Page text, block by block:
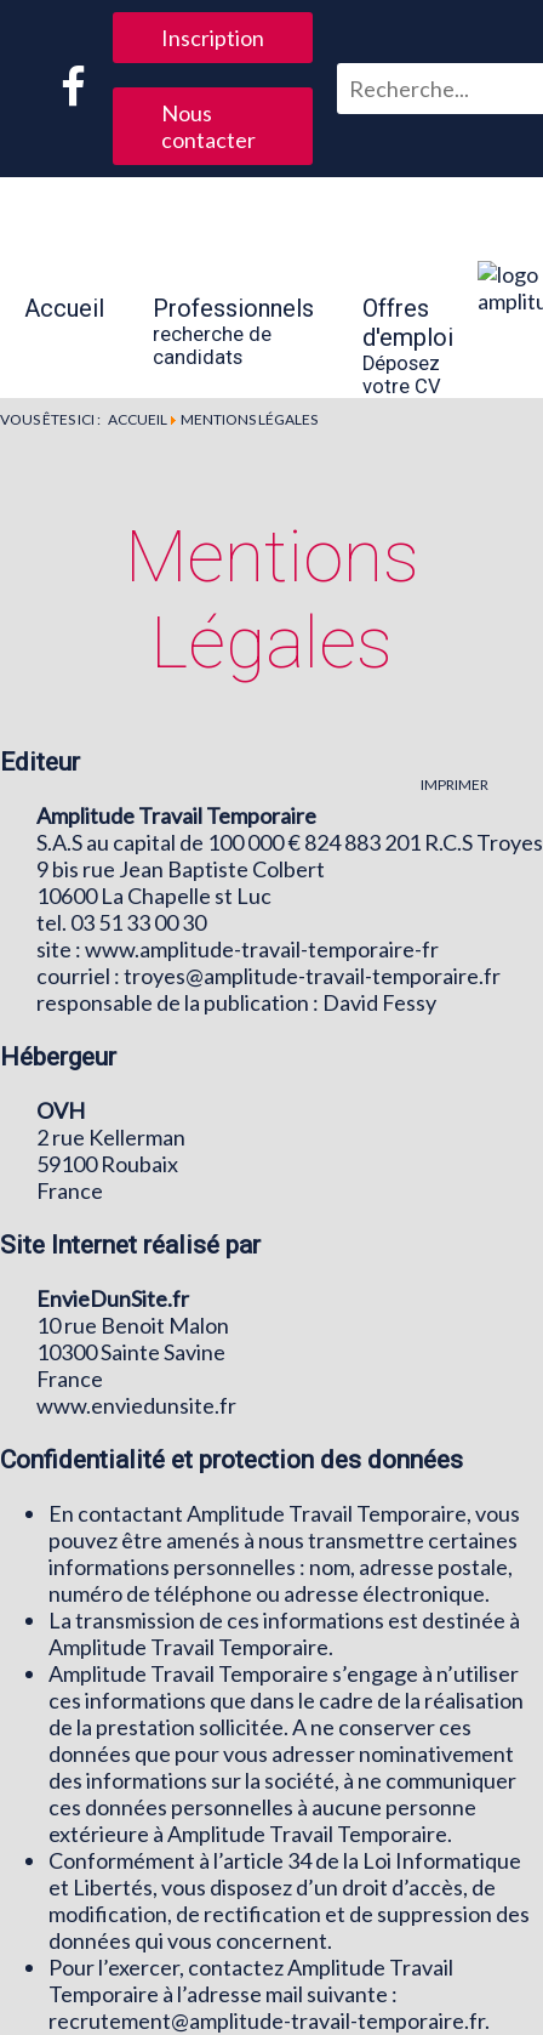
Inscription
Nous
contacter
Accueil Professionnels
recherche de
candidats
Offres
d'emploi
Déposez
votre CV
VOUS ÊTES ICI : ACCUEIL MENTIONS LÉGALES
Mentions
Légales
IMPRIMER
Editeur
Amplitude Travail Temporaire
S.A.S au capital de 100 000 € 824 883 201 R.C.S Troyes
9 bis rue Jean Baptiste Colbert
10600 La Chapelle st Luc
tel. 03 51 33 00 30
site : www.amplitude-travail-temporaire-fr
courriel :troyes@amplitude-travail-temporaire.fr
responsable de la publication : David Fessy
Hébergeur
OVH
2 rue Kellerman
59100 Roubaix
France
Site Internet réalisé par
EnvieDunSite.fr
10 rue Benoit Malon
10300 Sainte Savine
France
www.enviedunsite.fr
Confidentialité et protection des données
En contactant Amplitude Travail Temporaire, vous
pouvez être amenés à nous transmettre certaines
informations personnelles : nom, adresse postale,
numéro de téléphone ou adresse électronique.
La transmission de ces informations est destinée à
Amplitude Travail Temporaire.
Amplitude Travail Temporaire s’engage à n’utiliser
ces informations que dans le cadre de la réalisation
de la prestation sollicitée. A ne conserver ces
données que pour vous adresser nominativement
des informations sur la société, à ne communiquer
ces données personnelles à aucune personne
extérieure à Amplitude Travail Temporaire.
Conformément à l’article 34 de la Loi Informatique
et Libertés, vous disposez d’un droit d’accès, de
modification, de rectification et de suppression des
données qui vous concernent.
Pour l’exercer, contactez Amplitude Travail
Temporaire à l’adresse mail suivante :
recrutement@amplitude-travail-temporaire.fr.